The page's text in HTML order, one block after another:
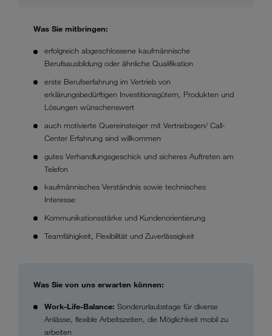
Was Sie mitbringen:
erfolgreich abgeschlossene kaufmännische
Berufsausbildung oder ähnliche Qualifikation
erste Berufserfahrung im Vertrieb von
erklärungsbedürftigen Investitionsgütern, Produkten und
Lösungen wünschenswert
auch motivierte Quereinsteiger mit Vertriebsgen/ Call-
Center Erfahrung sind willkommen
gutes Verhandlungsgeschick und sicheres Auftreten am
Telefon
kaufmännisches Verständnis sowie technisches
Interesse
Kommunikationsstärke und Kundenorientierung
Teamfähigkeit, Flexibilität und Zuverlässigkeit
Was Sie von uns erwarten können:
Work-Life-Balance:Sonderurlaubstage für diverse
Anlässe, flexible Arbeitszeiten, die Möglichkeit mobil zu
arbeiten